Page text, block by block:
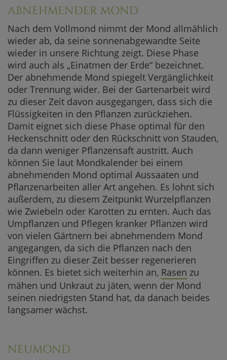
ABNEHMENDER MOND
Nach dem Vollmond nimmt der Mond allmählich
wieder ab, da seine sonnenabgewandte Seite
wieder in unsere Richtung zeigt. Diese Phase
wird auch als „Einatmen der Erde“ bezeichnet.
Der abnehmende Mond spiegelt Vergänglichkeit
oder Trennung wider. Bei der Gartenarbeit wird
zu dieser Zeit davon ausgegangen, dass sich die
Flüssigkeiten in den Pflanzen zurückziehen.
Damit eignet sich diese Phase optimal für den
Heckenschnitt oder den Rückschnitt von Stauden,
da dann weniger Pflanzensaft austritt. Auch
können Sie laut Mondkalender bei einem
abnehmenden Mond optimal Aussaaten und
Pflanzenarbeiten aller Art angehen. Es lohnt sich
außerdem, zu diesem Zeitpunkt Wurzelpflanzen
wie Zwiebeln oder Karotten zu ernten. Auch das
Umpflanzen und Pflegen kranker Pflanzen wird
von vielen Gärtnern bei abnehmendem Mond
angegangen, da sich die Pflanzen nach den
Eingriffen zu dieser Zeit besser regenerieren
können. Es bietet sich weiterhin an, Rasen zu
mähen und Unkraut zu jäten, wenn der Mond
seinen niedrigsten Stand hat, da danach beides
langsamer wächst.
NEUMOND